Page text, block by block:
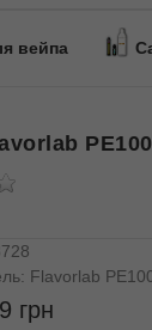
вейпа
Flavorlab
грн